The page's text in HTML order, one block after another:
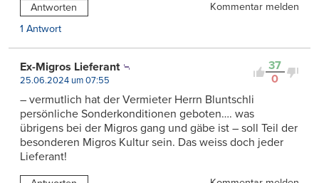
Antworten
Kommentar melden
1 Antwort
37
0
Ex-Migros Lieferant
25.06.2024 um 07:55
– vermutlich hat der Vermieter Herrn Bluntschli
persönliche Sonderkonditionen geboten…. was
übrigens bei der Migros gang und gäbe ist – soll Teil der
besonderen Migros Kultur sein. Das weiss doch jeder
Lieferant!